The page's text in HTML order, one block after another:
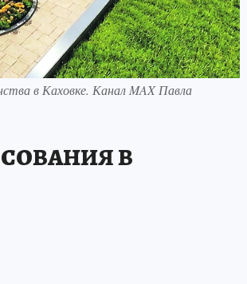
в Каховке. Канал MAX Павла
В